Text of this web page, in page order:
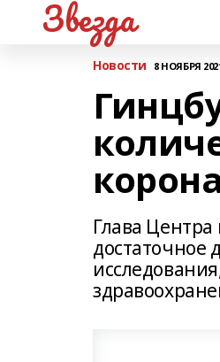
Звезда
Новости 8 НОЯБРЯ
Глава
достаточное